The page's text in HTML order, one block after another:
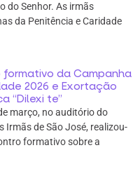
do Senhor. As irmãs
da Penitência e Caridade
formativo da Campanha
2026 e Exortação
“Dilexi te”
março, no auditório do
Irmãs de São José, realizou-
formativo sobre a